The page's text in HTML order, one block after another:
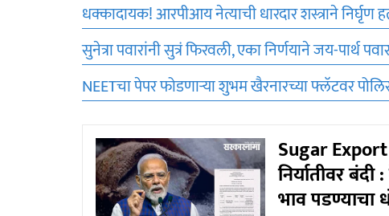
धक्कादायक! आरपीआय नेत्याची धारदार शस्त्राने निर्घृण
सुनेत्रा पवारांनी सुत्रं फिरवली, एका निर्णयाने जय-पार्थ
NEETचा पेपर फोडणाऱ्या शुभम खैरनारच्या फ्लॅटवर
Sugar
निर्यातीवर
भाव पडण्याचा